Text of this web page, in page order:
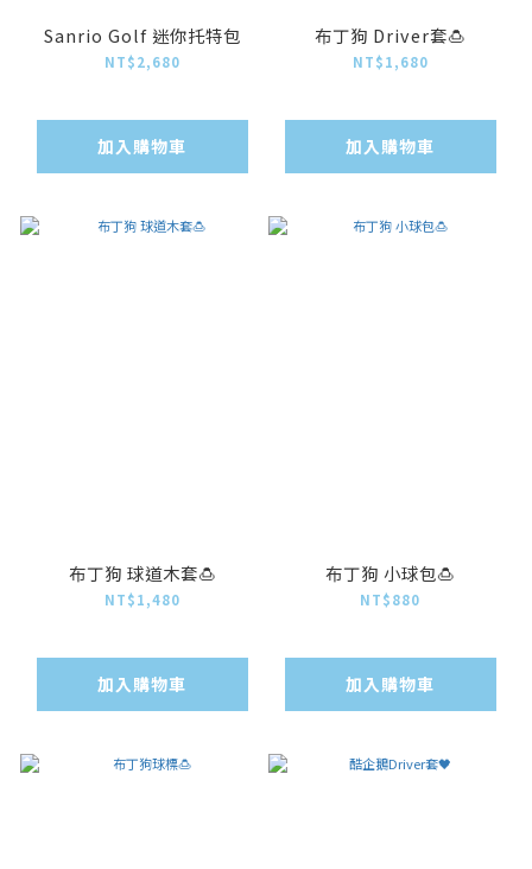
Sanrio Golf 迷你托特包
NT$2,680
加入購物車
布丁狗 Driver套🍮
NT$1,680
加入購物車
布丁狗 球道木套🍮
NT$1,480
加入購物車
布丁狗 小球包🍮
NT$880
加入購物車